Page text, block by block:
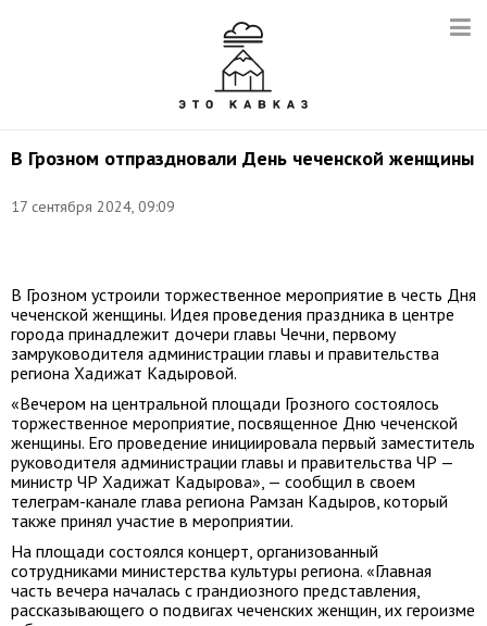
В Грозном отпраздновали День чеченской женщины
17 сентября 2024, 09:09
с
В Грозном устроили торжественное мероприятие в честь Дня
чеченской женщины. Идея проведения праздника в центре
города принадлежит дочери главы Чечни, первому
замруководителя администрации главы и правительства
региона Хадижат Кадыровой.
«Вечером на центральной площади Грозного состоялось
торжественное мероприятие, посвященное Дню чеченской
женщины. Его проведение инициировала первый заместитель
руководителя администрации главы и правительства ЧР —
министр ЧР Хадижат Кадырова», — сообщил в своем
телеграм-канале глава региона Рамзан Кадыров, который
также принял участие в мероприятии.
На площади состоялся концерт, организованный
сотрудниками министерства культуры региона. «Главная
часть вечера началась с грандиозного представления,
рассказывающего о подвигах чеченских женщин, их героизме